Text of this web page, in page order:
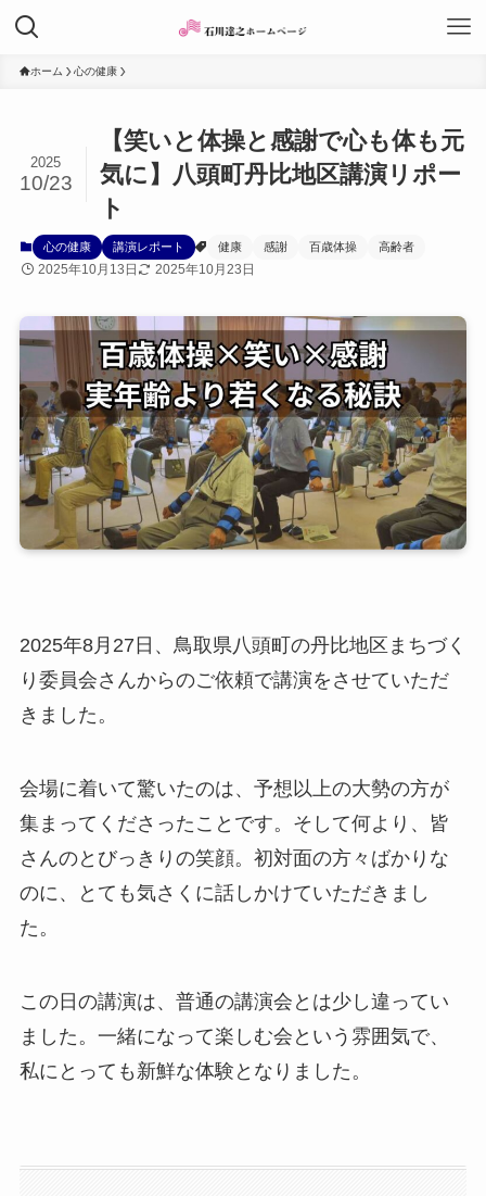
ホーム 心の健康
【笑いと体操と感謝で心も体も元
気に】八頭町丹比地区講演リポー
ト
2025
10/23
心の健康 講演レポート 健康 感謝 百歳体操 高齢者
2025年10月13日 2025年10月23日
2025年8月27日、鳥取県八頭町の丹比地区まちづく
り委員会さんからのご依頼で講演をさせていただ
きました。
会場に着いて驚いたのは、予想以上の大勢の方が
集まってくださったことです。そして何より、皆
さんのとびっきりの笑顔。初対面の方々ばかりな
のに、とても気さくに話しかけていただきまし
た。
この日の講演は、普通の講演会とは少し違ってい
ました。一緒になって楽しむ会という雰囲気で、
私にとっても新鮮な体験となりました。